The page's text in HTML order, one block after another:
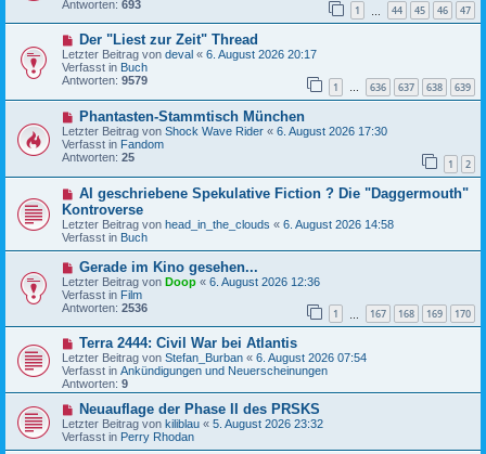
g
r
B
i
t
r
g
Antworten: 693 1 44 45 46 47
N
e
u
e
B
i
t
r
g
Der "Liest zur Zeit" Thread
Letzter Beitrag von deval « 6. August 2026 20:17
Verfasst in Buch
Antworten: 9579 1 … 636 637 638 639
N
e
u
e
r
B
e
i
t
r
a
g
Phantasten-Stammtisch München
Letzter Beitrag von Shock Wave Rider « 6. August 2026 17:30
Verfasst in Fandom
Antworten: 25 1 2
N
u
e
r
B
e
i
t
r
AI geschriebene Spekulative Fiction ? Die "Daggermouth"
Kontroverse
Letzter Beitrag von head_in_the_clouds « 6. August 2026 14:58
Verfasst in Buch
N
e
u
e
r
B
e
i
t
r
a
g
Gerade im Kino gesehen...
Letzter Beitrag von Doop « 6. August 2026 12:36
Verfasst in Film
Antworten: 2536 1 167 168 169 170
N
e
u
e
r
B
e
i
t
Terra 2444: Civil War bei Atlantis
Letzter Beitrag von Stefan_Burban « 6. August 2026 07:54
Verfasst in Ankündigungen und Neuerscheinungen
Antworten: 9
N
e
u
e
Neuauflage der Phase II des PRSKS
Letzter Beitrag von kiliblau « 5. August 2026 23:32
Verfasst in Perry Rhodan